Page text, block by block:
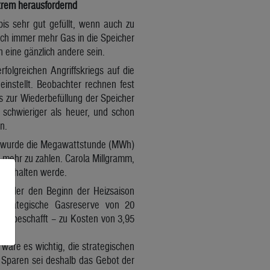
herausfordernd
sehr gut gefüllt, wenn auch zu
immer mehr Gas in die Speicher
gänzlich andere sein.
Angriffskriegs auf die
Beobachter rechnen fest
Wiederbefüllung der Speicher
als heuer, und schon
die Megawattstunde (MWh)
zu zahlen. Carola Millgramm,
werde.
der den Beginn der Heizsaison
Gasreserve von 20
beschafft – zu Kosten von 3,95
es wichtig, die strategischen
sei deshalb das Gebot der